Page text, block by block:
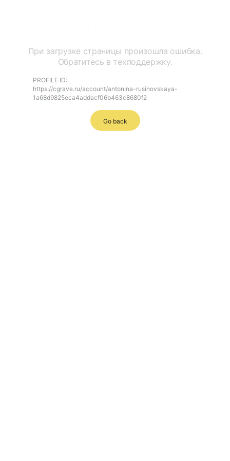
При загрузке страницы произошла ошибка.
Обратитесь в техподдержку.
PROFILE ID:
https://cgrave.ru/account/antonina-rusinovskaya-
1a68d9825eca4addacf06b463c8680f2
Go back